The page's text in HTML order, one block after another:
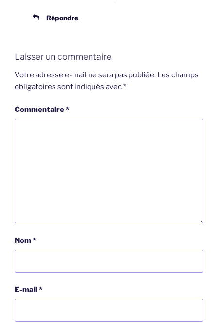
Répondre
Laisser un commentaire
Votre adresse e-mail ne sera pas publiée. Les champs
obligatoires sont indiqués avec*
Commentaire*
Nom*
E-mail*